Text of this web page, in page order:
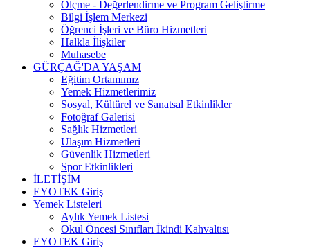
Ölçme - Değerlendirme ve Program Geliştirme
Bilgi İşlem Merkezi
Öğrenci İşleri ve Büro Hizmetleri
Halkla İlişkiler
Muhasebe
GÜRÇAĞ'DA YAŞAM
Eğitim Ortamımız
Yemek Hizmetlerimiz
Sosyal, Kültürel ve Sanatsal Etkinlikler
Fotoğraf Galerisi
Sağlık Hizmetleri
Ulaşım Hizmetleri
Güvenlik Hizmetleri
Spor Etkinlikleri
İLETİŞİM
EYOTEK Giriş
Yemek Listeleri
Aylık Yemek Listesi
Okul Öncesi Sınıfları İkindi Kahvaltısı
EYOTEK Giriş